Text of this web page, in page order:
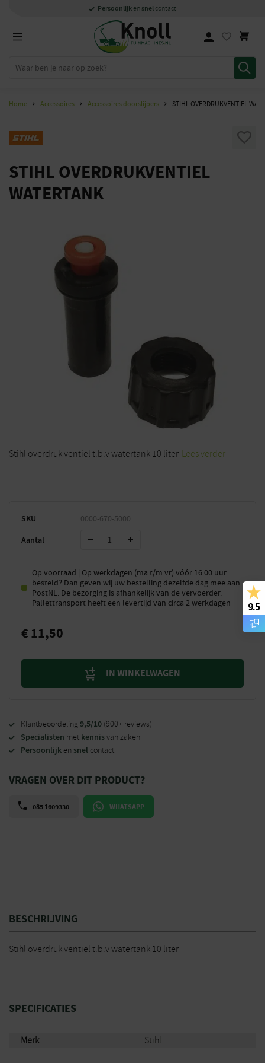
Specialistenmet kennis van zaken
1000m2showroom in Staphorst
Persoonlijk en snel contact
Home Accessoires Accessoires doorslijpers STIHL OVERDRUKVENTIEL
STIHL OVERDRUKVENTIEL
WATERTANK
Stihl overdruk ventiel t.b.v watertank 10 liter Lees verder
SKU 0000-670-5000
Aantal
Op voorraad | Op werkdagen (ma t/m vr) vóór 16.00 uur
besteld? Dan geven wij uw bestelling dezelfde dag mee aan
PostNL. De bezorging is afhankelijk van de vervoerder.
Pallettransport heeft een levertijd van circa 2 werkdagen
€ 11,50
IN WINKELWAGEN
Klantbeoordeling9,5/10 (900+ reviews)
Specialisten met kennisvan zaken
Persoonlijk en snel contact
VRAGEN OVER DIT PRODUCT?
085 1609330 WHATSAPP
BESCHRIJVING
Stihl overdruk ventiel t.b.v watertank 10 liter
SPECIFICATIES
Merk Stihl
9.5